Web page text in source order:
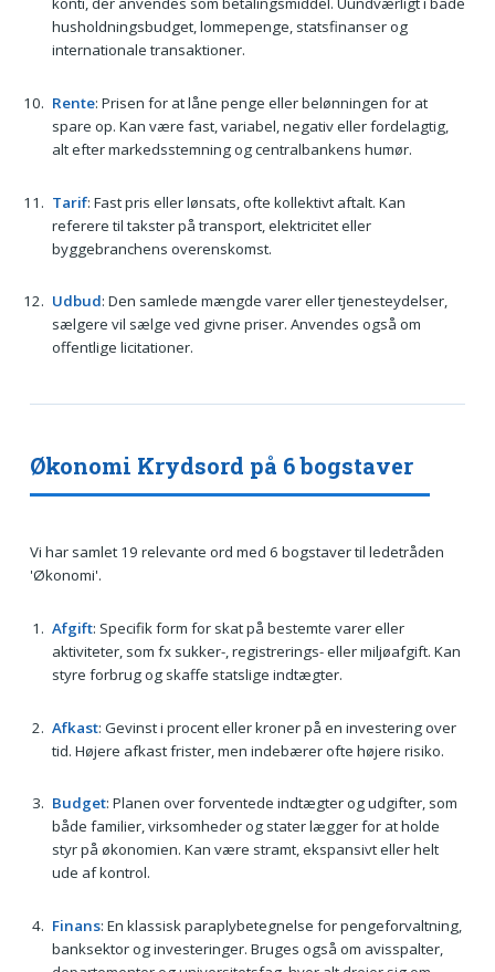
husholdningsbudget, lommepenge, statsfinanser og
internationale transaktioner.
Rente: Prisen for at låne penge eller belønningen for at
spare op. Kan være fast, variabel, negativ eller fordelagtig,
alt efter markedsstemning og centralbankens humør.
Tarif: Fast pris eller lønsats, ofte kollektivt aftalt. Kan
referere til takster på transport, elektricitet eller
byggebranchens overenskomst.
Udbud: Den samlede mængde varer eller tjenesteydelser,
sælgere vil sælge ved givne priser. Anvendes også om
offentlige licitationer.
Økonomi Krydsord på 6 bogstaver
Vi har samlet 19 relevante ord med 6 bogstaver til ledetråden
'Økonomi'.
Afgift: Specifik form for skat på bestemte varer eller
aktiviteter, som fx sukker-, registrerings- eller miljøafgift. Kan
styre forbrug og skaffe statslige indtægter.
Afkast: Gevinst i procent eller kroner på en investering over
tid. Højere afkast frister, men indebærer ofte højere risiko.
Budget: Planen over forventede indtægter og udgifter, som
både familier, virksomheder og stater lægger for at holde
styr på økonomien. Kan være stramt, ekspansivt eller helt
ude af kontrol.
Finans: En klassisk paraplybetegnelse for pengeforvaltning,
banksektor og investeringer. Bruges også om avisspalter,